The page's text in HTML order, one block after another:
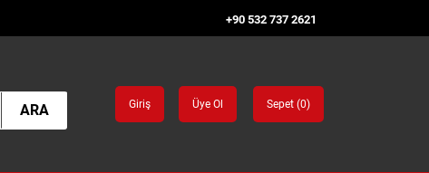
+90 532 737 2621
ARA Giriş Üye Ol Sepet (0)